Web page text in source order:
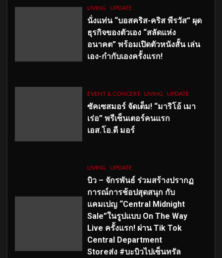
LIVING UPDATE
นั่งแท่น “บอสคริส-คริส พีรวัส” ผุด
ธุรกิจของตัวเอง “สลัดแห่ง
อนาคต” พร้อมเปิดตัวหนังสั้น เล่น
เอง-กำกับเองครั้งแรก!
EVENT & CONCERT LIVING UPDATE
ซัคเซสมอร์ จัดเต็ม! “มาริโอ้ เมา
เร่อ” พรีเซ็นเตอร์คนแรก
เอส.โอ.ดี มอร์
LIVING UPDATE
บิว – จักรพันธ์ ร่วมสร้างปรากฏ
การณ์การช้อปสุดสนุก กับ
แคมเปญ “Central Midnight
Sale”ในรูปแบบ On The Way
Live ครั้งแรก! ผ่าน Tik Tok
Central Department
Storeส่ง #บะบิวไปเซ็นทรัล